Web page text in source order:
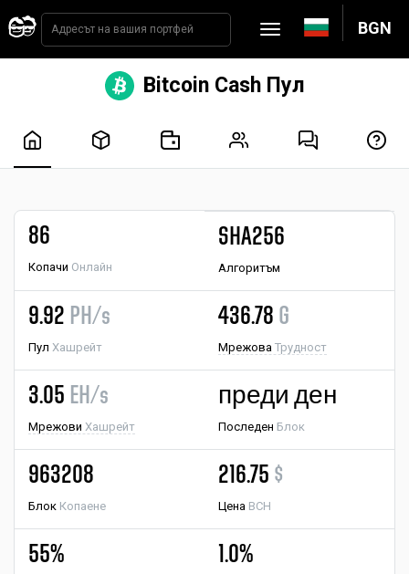
BGN
Bitcoin Cash Пул
86
Копачи Онлайн
SHA256
Алгоритъм
9.92 PH/s
Пул Хашрейт
436.78 G
Мрежова Трудност
3.05 EH/s
Мрежови Хашрейт
преди ден
Последен Блок
963208
Блок Копаене
216.75 $
Цена BCH
55% 1.0%